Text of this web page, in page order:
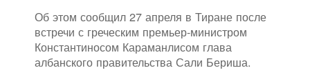
Об этом сообщил 27 апреля в Тиране после
встречи с греческим премьер-министром
Константиносом Караманлисом глава
албанского правительства Сали Бериша.